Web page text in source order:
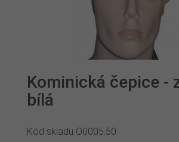
Kominická čepice -
bílá
Kód skladu O0005.50